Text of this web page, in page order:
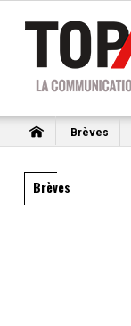
Brèves
Brèves